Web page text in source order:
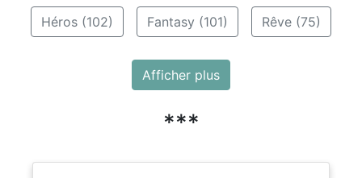
Héros (102) Fantasy (101) Rêve (75)
Afficher plus
***